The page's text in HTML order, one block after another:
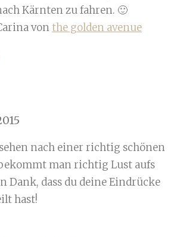
Kärnten zu fahren. 🙂
von the golden avenue
nach einer richtig schönen
man richtig Lust aufs
Dank, dass du deine Eindrücke
hast!